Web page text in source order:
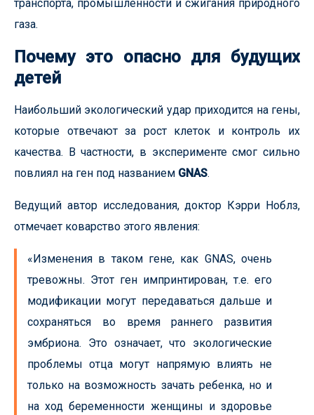
транспорта, промышленности и сжигания природного
газа.
Почему это опасно для будущих
детей
Наибольший экологический удар приходится на гены,
которые отвечают за рост клеток и контроль их
качества. В частности, в эксперименте смог сильно
повлиял на ген под названием GNAS.
Ведущий автор исследования, доктор Кэрри Ноблз,
отмечает коварство этого явления:
«Изменения в таком гене, как GNAS, очень
тревожны. Этот ген импринтирован, т.е. его
модификации могут передаваться дальше и
сохраняться во время раннего развития
эмбриона. Это означает, что экологические
проблемы отца могут напрямую влиять не
только на возможность зачать ребенка, но и
на ход беременности женщины и здоровье